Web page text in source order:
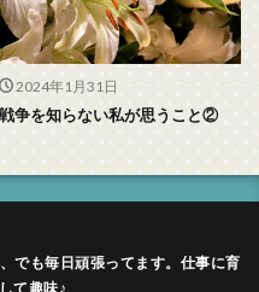
2024年1月31日
戦争を知らない私が思うこと②
でも毎日頑張ってます。仕事に育
て趣味♪